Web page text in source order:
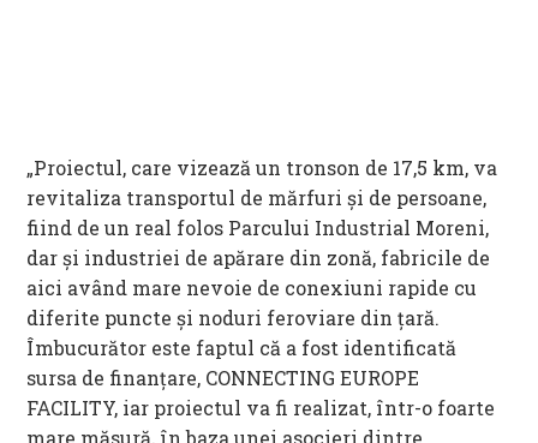
„Proiectul, care vizează un tronson de 17,5 km, va
revitaliza transportul de mărfuri și de persoane,
fiind de un real folos Parcului Industrial Moreni,
dar și industriei de apărare din zonă, fabricile de
aici având mare nevoie de conexiuni rapide cu
diferite puncte și noduri feroviare din țară.
Îmbucurător este faptul că a fost identificată
sursa de finanțare, CONNECTING EUROPE
FACILITY, iar proiectul va fi realizat, într-o foarte
mare măsură, în baza unei asocieri dintre